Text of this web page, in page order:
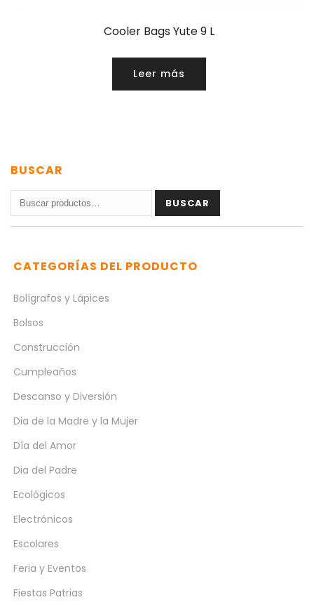
Cooler Bags Yute 9 L
Leer más
BUSCAR
Buscar
por:
BUSCAR
CATEGORÍAS DEL PRODUCTO
Bolígrafos y Lápices
Bolsos
Construcción
Cumpleaños
Descanso y Diversión
Dia de la Madre y la Mujer
Día del Amor
Dia del Padre
Ecológicos
Electrónicos
Escolares
Feria y Eventos
Fiestas Patrias